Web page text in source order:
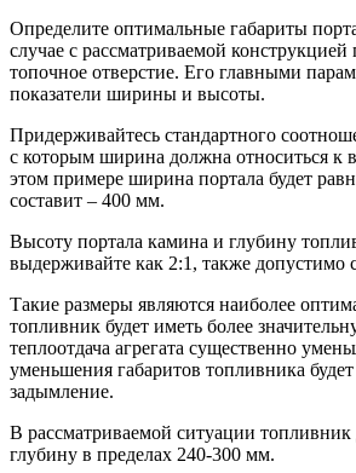
Определите оптимальные габариты
случае с рассматриваемой конструкцией
топочное отверстие. Его главными
показатели ширины и высоты.
Придерживайтесь стандартного
с которым ширина должна относиться к
этом примере ширина портала будет
составит – 400 мм.
Высоту портала камина и глубину
выдерживайте как 2:1, также допустимо
Такие размеры являются наиболее
топливник будет иметь более
теплоотдача агрегата существенно
уменьшения габаритов топливника будет
задымление.
В рассматриваемой ситуации
глубину в пределах 240-300 мм.